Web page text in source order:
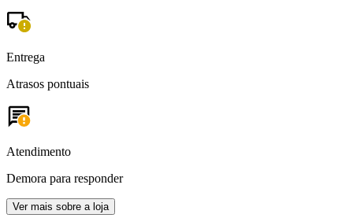
Entrega
Atrasos pontuais
Atendimento
Demora para responder
Ver mais sobre a loja